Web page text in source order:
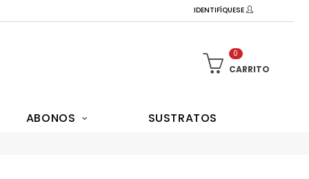
IDENTIFÍQUESE
0
CARRITO
ABONOS SUSTRATOS